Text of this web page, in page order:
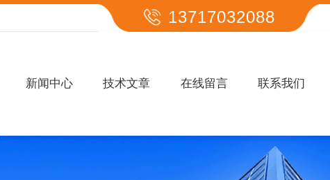
13717032088
新闻中心 技术文章 在线留言 联系我们